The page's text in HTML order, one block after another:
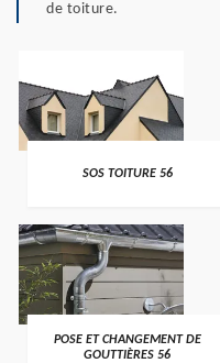
de toiture.
>
SOS TOITURE 56
>
POSE ET CHANGEMENT DE
GOUTTIÈRES 56